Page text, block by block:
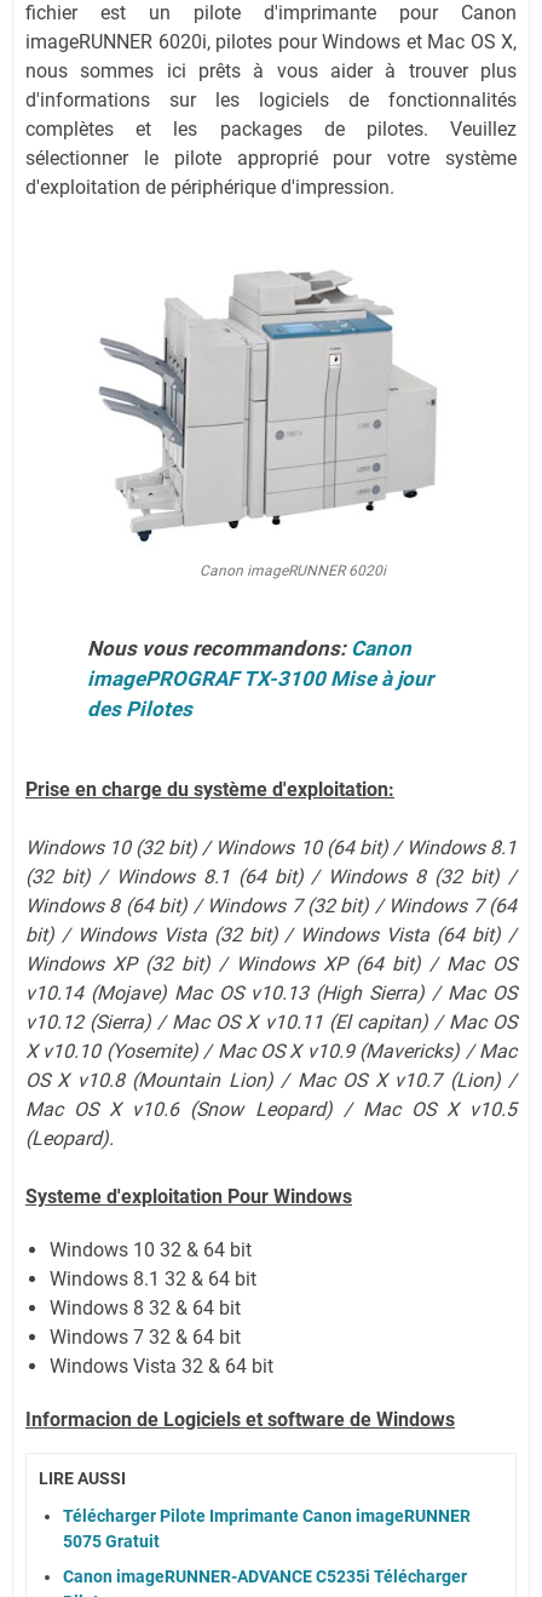
fichier est un pilote d'imprimante pour Canon
imageRUNNER 6020i, pilotes pour Windows et Mac OS X,
nous sommes ici prêts à vous aider à trouver plus
d'informations sur les logiciels de fonctionnalités
complètes et les packages de pilotes. Veuillez
sélectionner le pilote approprié pour votre système
d'exploitation de périphérique d'impression.
Canon imageRUNNER 6020i
Nous vous recommandons: Canon
imagePROGRAF TX-3100 Mise à jour
des Pilotes
Prise en charge du système d'exploitation:
Windows 10 (32 bit) / Windows 10 (64 bit) / Windows 8.1
(32 bit) / Windows 8.1 (64 bit) / Windows 8 (32 bit) /
Windows 8 (64 bit) / Windows 7 (32 bit) / Windows 7 (64
bit) / Windows Vista (32 bit) / Windows Vista (64 bit) /
Windows XP (32 bit) / Windows XP (64 bit) / Mac OS
v10.14 (Mojave) Mac OS v10.13 (High Sierra) / Mac OS
v10.12 (Sierra) / Mac OS X v10.11 (El capitan) / Mac OS
X v10.10 (Yosemite) / Mac OS X v10.9 (Mavericks) / Mac
OS X v10.8 (Mountain Lion) / Mac OS X v10.7 (Lion) /
Mac OS X v10.6 (Snow Leopard) / Mac OS X v10.5
(Leopard).
Systeme d'exploitation Pour Windows
Windows 10 32 & 64 bit
Windows 8.1 32 & 64 bit
Windows 8 32 & 64 bit
Windows 7 32 & 64 bit
Windows Vista 32 & 64 bit
Informacion de Logiciels et software de Windows
LIRE AUSSI
Télécharger Pilote Imprimante Canon imageRUNNER
5075 Gratuit
Canon imageRUNNER-ADVANCE C5235i Télécharger